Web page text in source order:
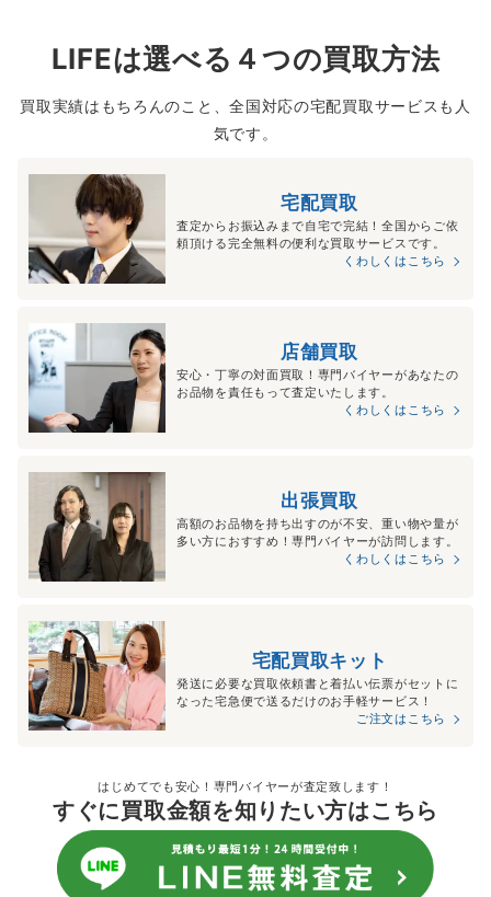
LIFEは選べる４つの買取方法
買取実績はもちろんのこと、全国対応の宅配買取サービスも人
気です。
宅配買取
査定からお振込みまで自宅で完結！全国からご依
頼頂ける完全無料の便利な買取サービスです。
くわしくはこちら
店舗買取
安心・丁寧の対面買取！専門バイヤーがあなたの
お品物を責任もって査定いたします。
くわしくはこちら
出張買取
高額のお品物を持ち出すのが不安、重い物や量が
多い方におすすめ！専門バイヤーが訪問します。
くわしくはこちら
宅配買取キット
発送に必要な買取依頼書と着払い伝票がセットに
なった宅急便で送るだけのお手軽サービス！
ご注文はこちら
はじめてでも安心！専門バイヤーが査定致します！
すぐに買取金額を知りたい方はこちら